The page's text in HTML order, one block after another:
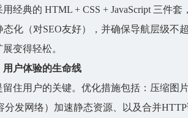
经典的 HTML + CSS + JavaScript 三件
态化（对SEO友好），并确保导航层级不
变得轻松。
用户体验的生命线
留住用户的关键。优化措施包括：压缩图
分发网络）加速静态资源、以及合并